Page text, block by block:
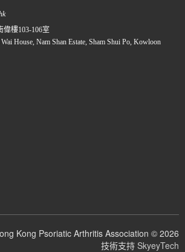
偉樓103-106室
House, Nam Shan Estate, Sham Shui Po, Kowloon
Kong Psoriatic Arthritis Association © 2026
技術支持 SkyeyTech